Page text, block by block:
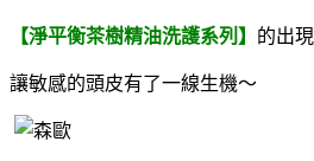
【淨平衡茶樹精油洗護系列】 的出現
讓敏感的頭皮有了一線生機～